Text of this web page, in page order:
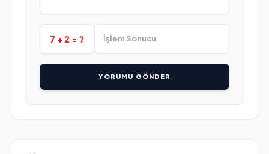
7 + 2 = ?
YORUMU GÖNDER